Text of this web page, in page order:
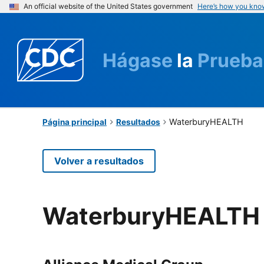
An official website of the United States government Here’s how you
Hágase la Prueba
Página principal Resultados WaterburyHEALTH
Volver a resultados
WaterburyHEALTH